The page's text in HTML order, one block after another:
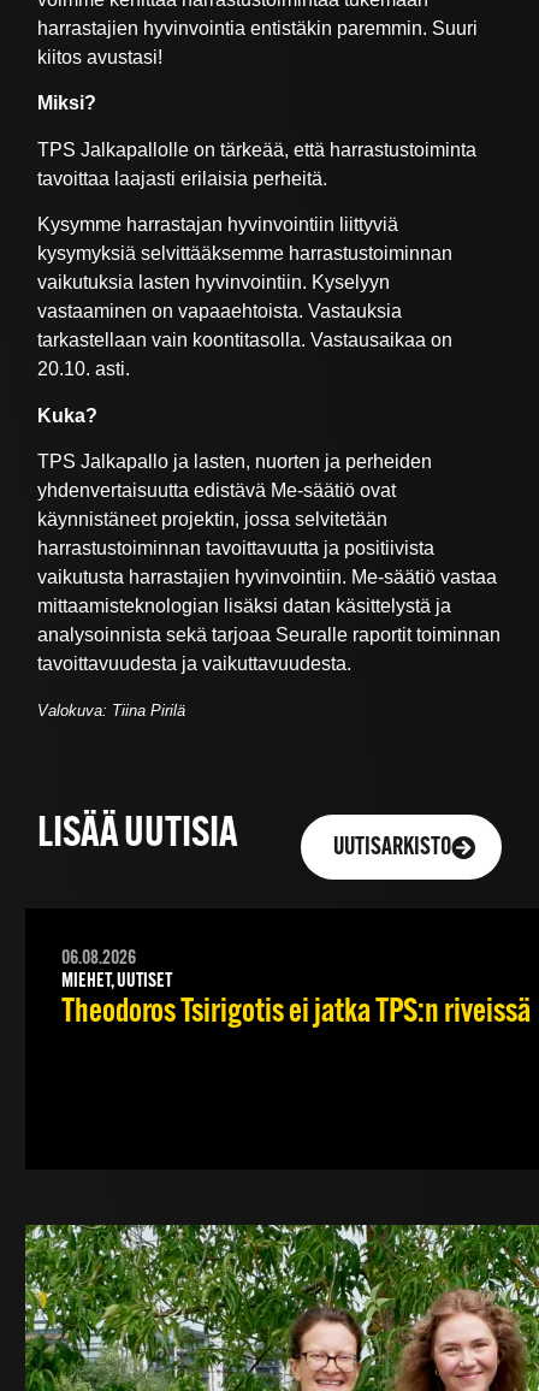
harrastajien hyvinvointia entistäkin paremmin. Suuri
kiitos avustasi!
Miksi?
TPS Jalkapallolle on tärkeää, että harrastustoiminta
tavoittaa laajasti erilaisia perheitä.
Kysymme harrastajan hyvinvointiin liittyviä
kysymyksiä selvittääksemme harrastustoiminnan
vaikutuksia lasten hyvinvointiin. Kyselyyn
vastaaminen on vapaaehtoista. Vastauksia
tarkastellaan vain koontitasolla. Vastausaikaa on
20.10. asti.
Kuka?
TPS Jalkapallo ja lasten, nuorten ja perheiden
yhdenvertaisuutta edistävä Me-säätiö ovat
käynnistäneet projektin, jossa selvitetään
harrastustoiminnan tavoittavuutta ja positiivista
vaikutusta harrastajien hyvinvointiin. Me-säätiö vastaa
mittaamisteknologian lisäksi datan käsittelystä ja
analysoinnista sekä tarjoaa Seuralle raportit toiminnan
tavoittavuudesta ja vaikuttavuudesta.
Valokuva: Tiina Pirilä
LISÄÄ UUTISIA UUTISARKISTO
06.08.2026
MIEHET, UUTISET
Theodoros Tsirigotis ei jatka TPS:n riveissä